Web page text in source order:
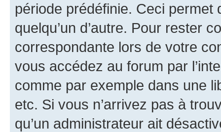
période prédéfinie. Ceci permet
quelqu’un d’autre. Pour rester
correspondante lors de votre
vous accédez au forum par
comme par exemple dans une
etc. Si vous n’arrivez pas à
qu’un administrateur ait